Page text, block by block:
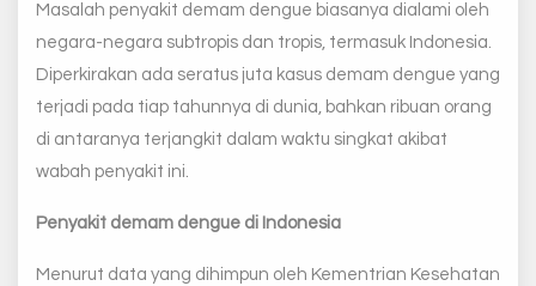
Masalah penyakit demam dengue biasanya dialami oleh
negara-negara subtropis dan tropis, termasuk Indonesia.
Diperkirakan ada seratus juta kasus demam dengue yang
terjadi pada tiap tahunnya di dunia, bahkan ribuan orang
di antaranya terjangkit dalam waktu singkat akibat
wabah penyakit ini.
Penyakit demam dengue di Indonesia
Menurut data yang dihimpun oleh Kementrian Kesehatan